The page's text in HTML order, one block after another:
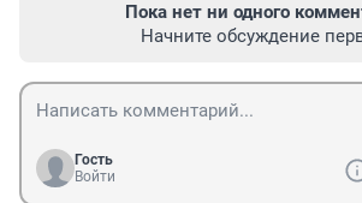
Пока нет ни одного
Начните обсуждение
Гость
Войти